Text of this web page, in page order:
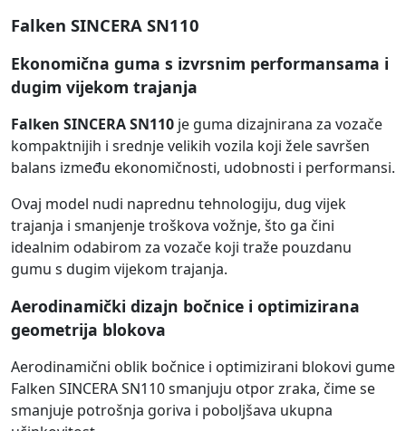
Falken SINCERA SN110
Ekonomična guma s izvrsnim performansama i
dugim vijekom trajanja
Falken SINCERA SN110 je guma dizajnirana za vozače
kompaktnijih i srednje velikih vozila koji žele savršen
balans između ekonomičnosti, udobnosti i performansi.
Ovaj model nudi naprednu tehnologiju, dug vijek
trajanja i smanjenje troškova vožnje, što ga čini
idealnim odabirom za vozače koji traže pouzdanu
gumu s dugim vijekom trajanja.
Aerodinamički dizajn bočnice i optimizirana
geometrija blokova
Aerodinamični oblik bočnice i optimizirani blokovi gume
Falken SINCERA SN110 smanjuju otpor zraka, čime se
smanjuje potrošnja goriva i poboljšava ukupna